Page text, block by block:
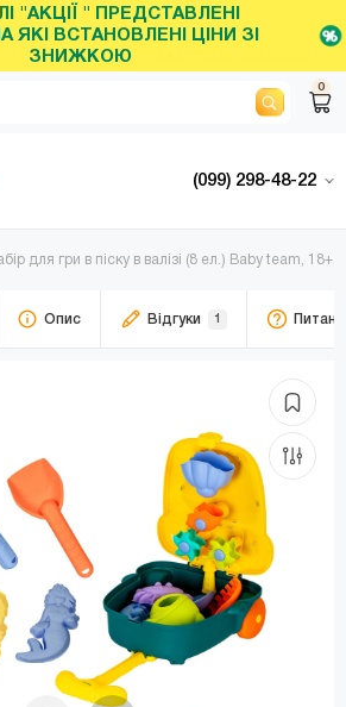
"АКЦІЇ " ПРЕДСТАВЛЕНІ
ЯКІ ВСТАНОВЛЕНІ ЦІНИ ЗІ
ЗНИЖКОЮ
0
(099) 298-48-22
для гри в піску в валізі (8 ел.) Baby team, 18+,
Опис Відгуки 1